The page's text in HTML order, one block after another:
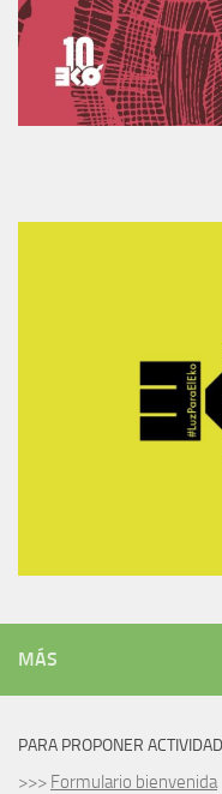
MÁS
PARA PROPONER
>>> Formulario bienvenida